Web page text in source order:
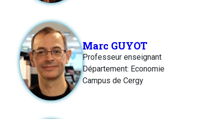
Marc GUYOT
Professeur enseignant
Département: Economie
Campus de Cergy